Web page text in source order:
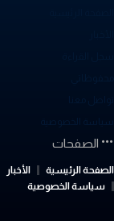
الخصوصية
الصفحات
الرئيسية الأخبار
سياسة الخصوصية